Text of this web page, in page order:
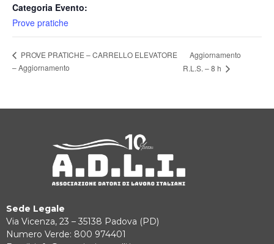
Categoria Evento:
Prove pratiche
PROVE PRATICHE – CARRELLO ELEVATORE
– Aggiornamento
Aggiornamento
R.L.S. – 8 h
Sede Legale
Via Vicenza, 23 – 35138 Padova (PD)
Numero Verde: 800 974401